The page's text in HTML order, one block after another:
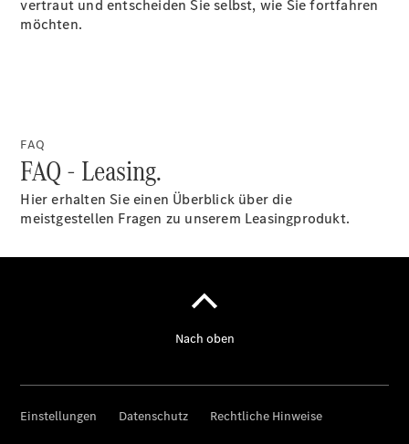
vertraut und entscheiden Sie selbst, wie Sie fortfahren
möchten.
FAQ
FAQ - Leasing.
Hier erhalten Sie einen Überblick über die
meistgestellen Fragen zu unserem Leasingprodukt.